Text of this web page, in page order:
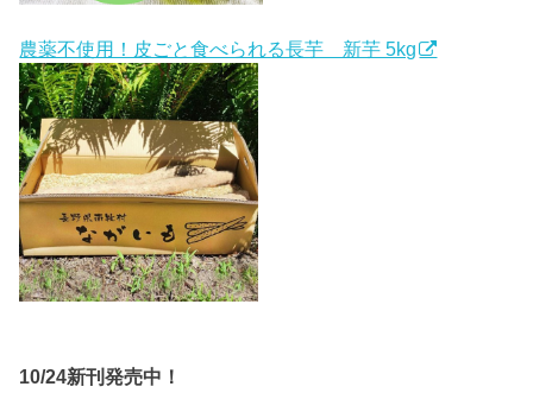
農薬不使用！皮ごと食べられる長芋 新芋 5kg
10/24新刊発売中！